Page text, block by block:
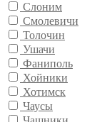
Слоним
Смолевичи
Толочин
Ушачи
Фаниполь
Хойники
Хотимск
Чаусы